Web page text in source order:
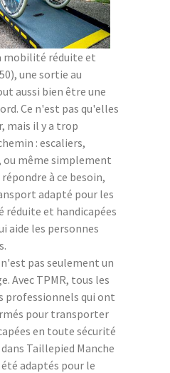
mobilité réduite et
une sortie au
aussi bien être une
Ce n'est pas qu'elles
mais il y a trop
: escaliers,
ou même simplement
à ce besoin,
adapté pour les
réduite et handicapées
aide les personnes
pas seulement un
Avec TPMR, tous les
professionnels qui ont
pour transporter
en toute sécurité
Taillepied Manche
adaptés pour le